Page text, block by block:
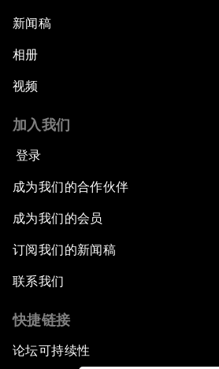
新闻稿
相册
视频
加入我们
登录
成为我们的合作伙伴
成为我们的会员
订阅我们的新闻稿
联系我们
快捷链接
论坛可持续性